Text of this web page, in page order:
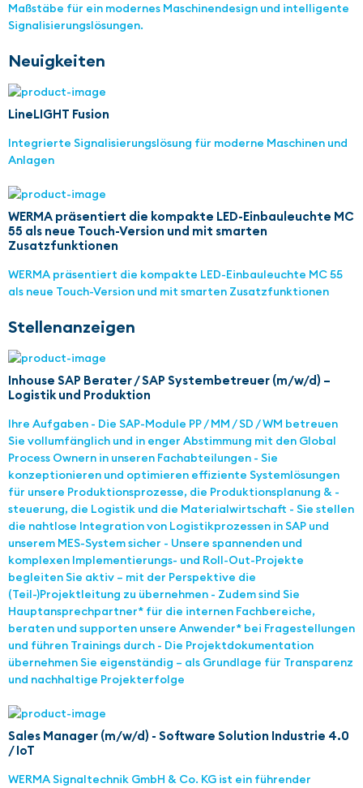
Maßstäbe für ein modernes Maschinendesign und intelligente
Signalisierungslösungen.
Neuigkeiten
LineLIGHT Fusion
Integrierte Signalisierungslösung für moderne Maschinen und
Anlagen
WERMA präsentiert die kompakte LED-Einbauleuchte MC
55 als neue Touch-Version und mit smarten
Zusatzfunktionen
WERMA präsentiert die kompakte LED-Einbauleuchte MC 55
als neue Touch-Version und mit smarten Zusatzfunktionen
Stellenanzeigen
Inhouse SAP Berater / SAP Systembetreuer (m/w/d) –
Logistik und Produktion
Ihre Aufgaben - Die SAP-Module PP / MM / SD / WM betreuen
Sie vollumfänglich und in enger Abstimmung mit den Global
Process Ownern in unseren Fachabteilungen - Sie
konzeptionieren und optimieren effiziente Systemlösungen
für unsere Produktionsprozesse, die Produktionsplanung & -
steuerung, die Logistik und die Materialwirtschaft - Sie stellen
die nahtlose Integration von Logistikprozessen in SAP und
unserem MES-System sicher - Unsere spannenden und
komplexen Implementierungs- und Roll-Out-Projekte
begleiten Sie aktiv – mit der Perspektive die
(Teil-)Projektleitung zu übernehmen - Zudem sind Sie
Hauptansprechpartner* für die internen Fachbereiche,
beraten und supporten unsere Anwender* bei Fragestellungen
und führen Trainings durch - Die Projektdokumentation
übernehmen Sie eigenständig – als Grundlage für Transparenz
und nachhaltige Projekterfolge
Sales Manager (m/w/d) - Software Solution Industrie 4.0
/ IoT
WERMA Signaltechnik GmbH & Co. KG ist ein führender